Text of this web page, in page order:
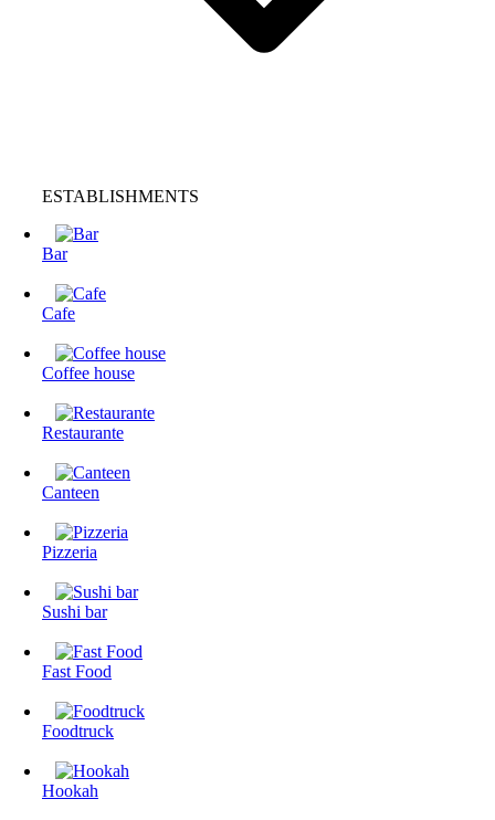
ESTABLISHMENTS
Bar
Cafe
Coffee house
Restaurante
Canteen
Pizzeria
Sushi bar
Fast Food
Foodtruck
Hookah